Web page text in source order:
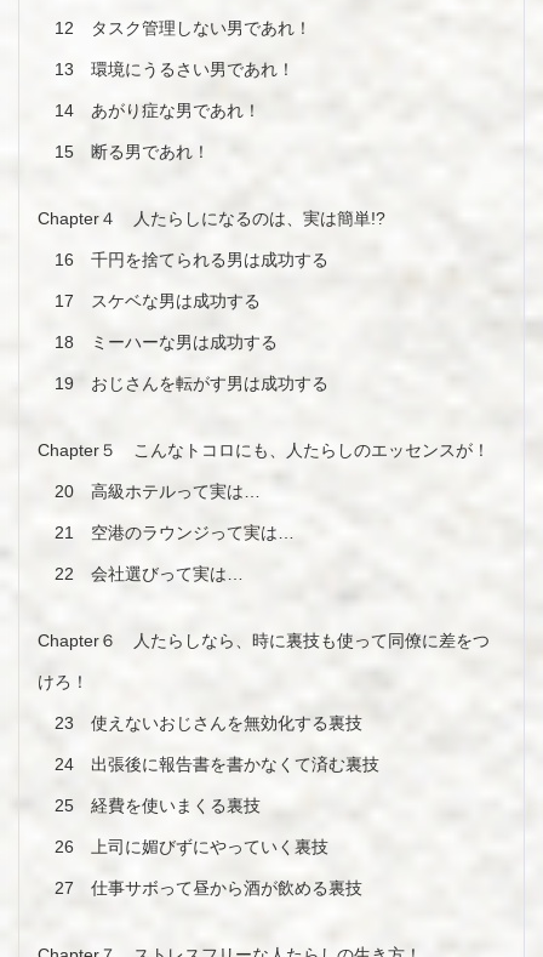
12 タスク管理しない男であれ！
13 環境にうるさい男であれ！
14 あがり症な男であれ！
15 断る男であれ！
Chapter４ 人たらしになるのは、実は簡単!?
16 千円を捨てられる男は成功する
17 スケベな男は成功する
18 ミーハーな男は成功する
19 おじさんを転がす男は成功する
Chapter５ こんなトコロにも、人たらしのエッセンスが！
20 高級ホテルって実は…
21 空港のラウンジって実は…
22 会社選びって実は…
Chapter６ 人たらしなら、時に裏技も使って同僚に差をつ
けろ！
23 使えないおじさんを無効化する裏技
24 出張後に報告書を書かなくて済む裏技
25 経費を使いまくる裏技
26 上司に媚びずにやっていく裏技
27 仕事サボって昼から酒が飲める裏技